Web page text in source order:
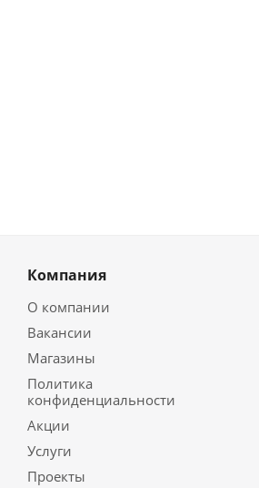
Компания
О компании
Вакансии
Магазины
Политика
конфиденциальности
Акции
Услуги
Проекты